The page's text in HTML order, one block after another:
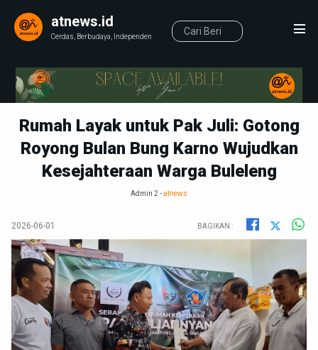
atnews.id
Cerdas, Berbudaya, Independen
Rumah Layak untuk Pak Juli: Gotong
Royong Bulan Bung Karno Wujudkan
Kesejahteraan Warga Buleleng
Admin 2 -atnews
2026-06-01 BAGIKAN :